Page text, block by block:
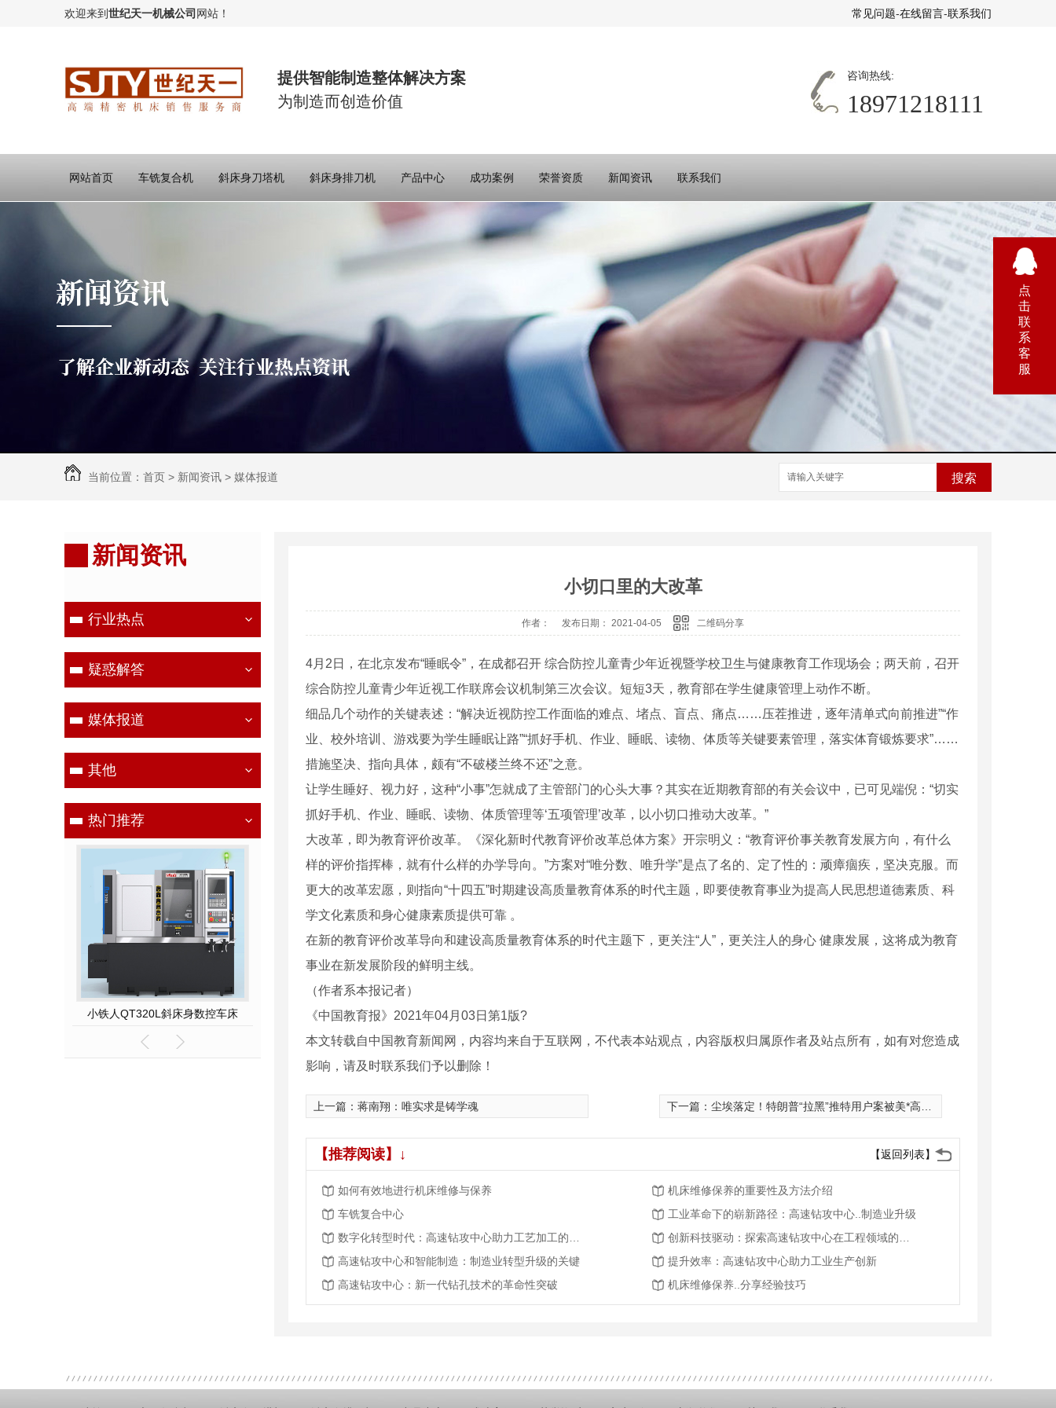
欢迎来到世纪天一机械公司 网站！ 常见问题-在线留言-联系我们
提供智能制造整体解决方案
为制造而创造价值
咨询热线:
18971218111
网站首页 车铣复合机 斜床身刀塔机 斜床身排刀机 产品中心 成功案例 荣誉资质 新闻资讯 联系我们
当前位置： 首页 > 新闻资讯 > 媒体报道 搜索
新闻资讯
行业热点
疑惑解答
媒体报道
其他
热门推荐
小铁人QT320L斜床身数控车床 TNC-400高速精密线轨数控车床 TNC-320高速精密数控车床
小切口里的大改革
作者： 发布日期： 2021-04-05 二维码分享
4月2日，在北京发布“睡眠令”，在成都召开 综合防控儿童青少年近视暨学校卫生与健康教育工作现场会；两天前，召开
综合防控儿童青少年近视工作联席会议机制第三次会议。短短3天，教育部在学生健康管理上动作不断。
细品几个动作的关键表述：“解决近视防控工作面临的难点、堵点、盲点、痛点……压茬推进，逐年清单式向前推进”“作
业、校外培训、游戏要为学生睡眠让路”“抓好手机、作业、睡眠、读物、体质等关键要素管理，落实体育锻炼要求”……
措施坚决、指向具体，颇有“不破楼兰终不还”之意。
让学生睡好、视力好，这种“小事”怎就成了主管部门的心头大事？其实在近期教育部的有关会议中，已可见端倪：“切实
抓好手机、作业、睡眠、读物、体质管理等‘五项管理’改革，以小切口推动大改革。”
大改革，即为教育评价改革。《深化新时代教育评价改革总体方案》开宗明义：“教育评价事关教育发展方向，有什么
样的评价指挥棒，就有什么样的办学导向。”方案对“唯分数、唯升学”是点了名的、定了性的：顽瘴痼疾，坚决克服。而
更大的改革宏愿，则指向“十四五”时期建设高质量教育体系的时代主题，即要使教育事业为提高人民思想道德素质、科
学文化素质和身心健康素质提供可靠 。
在新的教育评价改革导向和建设高质量教育体系的时代主题下，更关注“人”，更关注人的身心 健康发展，这将成为教育
事业在新发展阶段的鲜明主线。
（作者系本报记者）
《中国教育报》2021年04月03日第1版?
本文转载自中国教育新闻网，内容均来自于互联网，不代表本站观点，内容版权归属原作者及站点所有，如有对您造成
影响，请及时联系我们予以删除！
上一篇： 蒋南翔：唯实求是铸学魂 下一篇： 尘埃落定！特朗普“拉黑”推特用户案被美*高法驳回
【返回列表】
【推荐阅读】↓
如何有效地进行机床维修与保养
机床维修保养的重要性及方法介绍
车铣复合中心
工业革命下的崭新路径：高速钻攻中心..制造业升级
高速钻攻中心和智能制造：制造业转型升级的关键
提升效率：高速钻攻中心助力工业生产创新
高速钻攻中心：新一代钻孔技术的革命性突破
机床维修保养..分享经验技巧
点
击
联
系
客
服